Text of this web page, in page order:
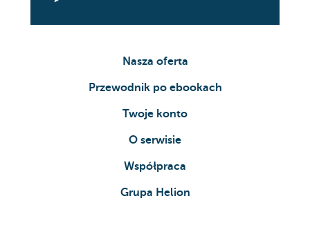
Nasza oferta
Przewodnik po ebookach
Twoje konto
O serwisie
Współpraca
Grupa Helion